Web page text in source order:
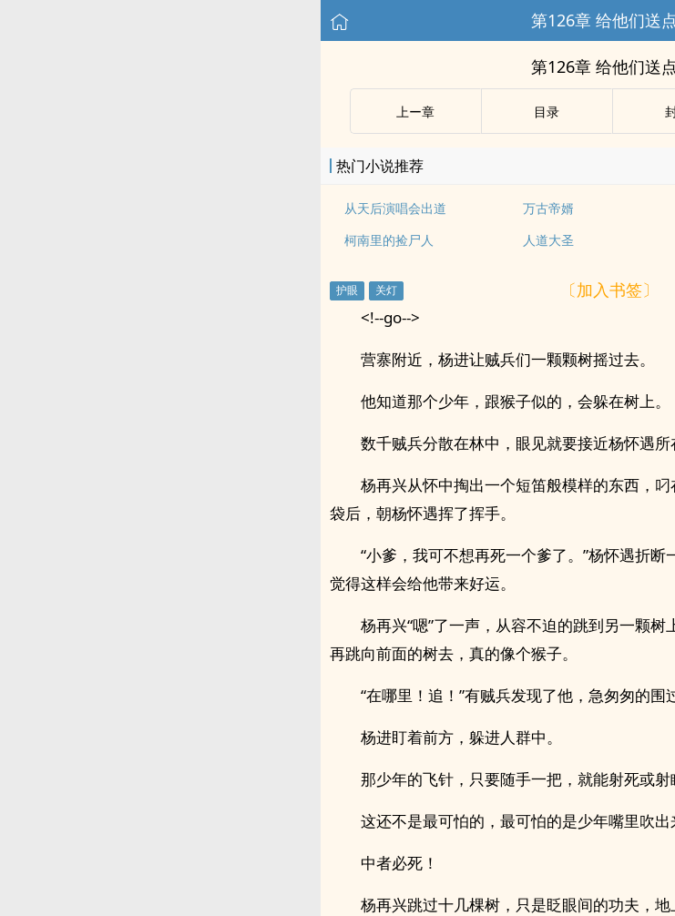
第126章 给他们送
第126章 给他们送
上ー章 目录
热门小说推荐
从天后演唱会出道 万古帝婿
柯南里的捡尸人
人道大圣
〔加入书签〕
<!--go-->
营寨附近，杨进让贼兵们一颗颗树摇过去。
他知道那个少年，跟猴子似的，会躲在树上。
数千贼兵分散在林中，眼见就要接近杨怀遇所
杨再兴从怀中掏出一个短笛般模样的东西，
袋后，朝杨怀遇挥了挥手。
“小爹，我可不想再死一个爹了。”杨怀遇折
觉得这样会给他带来好运。
杨再兴“嗯”了一声，从容不迫的跳到另一颗树
再跳向前面的树去，真的像个猴子。
“在哪里！追！”有贼兵发现了他，急匆匆的围
杨进盯着前方，躲进人群中。
那少年的飞针，只要随手一把，就能射死或射
这还不是最可怕的，最可怕的是少年嘴里吹出
中者必死！
杨再兴跳过十几棵树，只是眨眼间的功夫，